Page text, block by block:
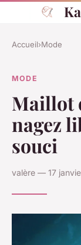
Accueil›Mode
MODE
Maillot
nagez
souci
valère — 17